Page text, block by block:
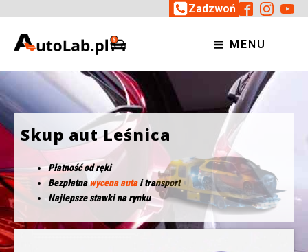
Zadzwoń
MENU
Skup aut Leśnica
Płatność od ręki
Bezpłatnawycena autai transport
Najlepsze stawki na rynku